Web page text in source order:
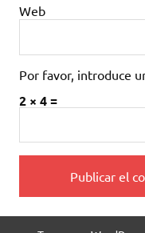
Web
Por favor, introduce
2 × 4 =